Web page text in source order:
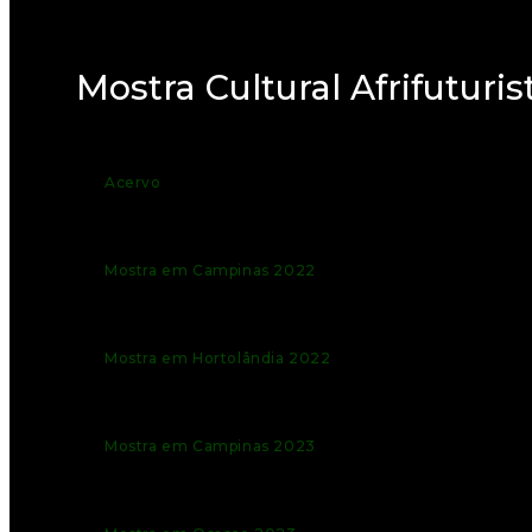
Mostra Cultural
Acervo
Mostra em Campinas 2022
Mostra em Hortolândia 2022
Mostra em Campinas 2023